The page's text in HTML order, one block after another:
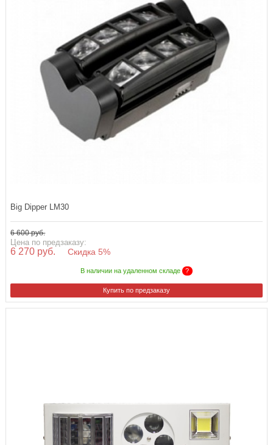
Big Dipper LM30
6 600 руб.
Цена по предзаказу:
6 270 руб. Скидка 5%
В наличии на удаленном складе ?
Купить по предзаказу